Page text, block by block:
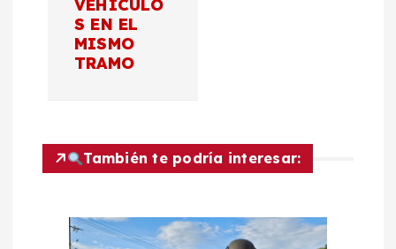
e
VEHÍCULO
S EN EL
MISMO
TRAMO
También te podría interesar: